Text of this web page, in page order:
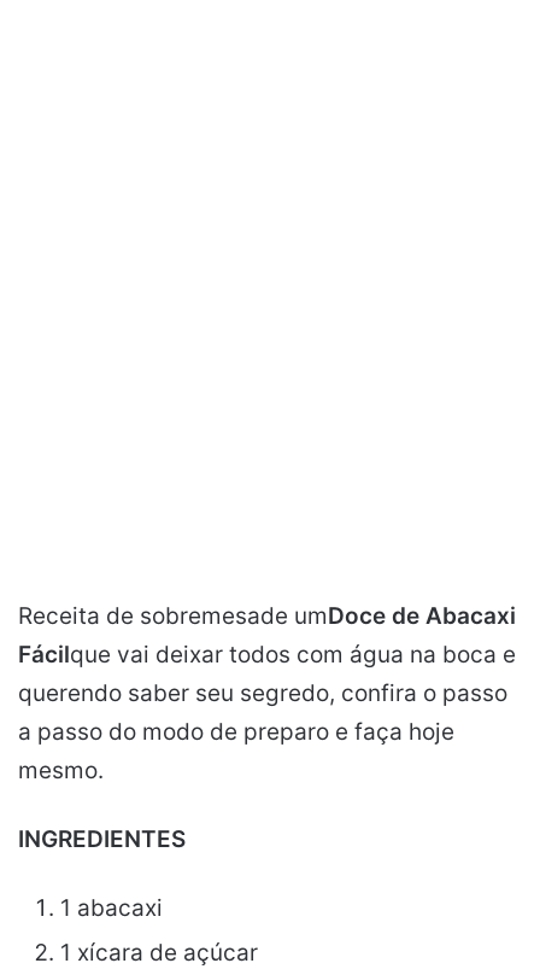
Receita de sobremesade umDoce de Abacaxi
Fácilque vai deixar todos com água na boca e
querendo saber seu segredo, confira o passo
a passo do modo de preparo e faça hoje
mesmo.
INGREDIENTES
1 abacaxi
1 xícara de açúcar